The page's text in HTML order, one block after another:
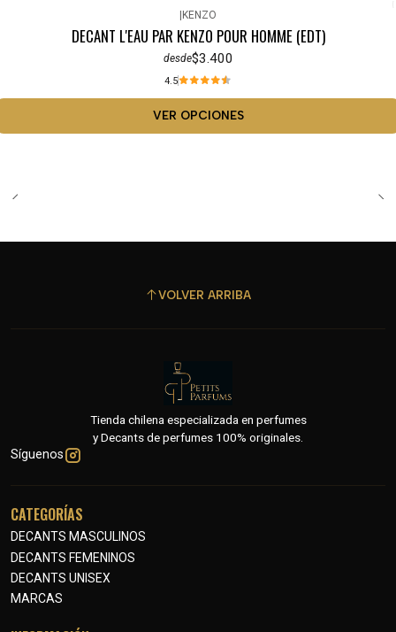
KENZO
DECANT L'EAU PAR KENZO POUR HOMME (EDT)
desde$3.400
4.5
VER OPCIONES
VOLVER ARRIBA
Tienda chilena especializada en perfumes
y Decants de perfumes 100% originales.
Síguenos
CATEGORÍAS
DECANTS MASCULINOS
DECANTS FEMENINOS
DECANTS UNISEX
MARCAS